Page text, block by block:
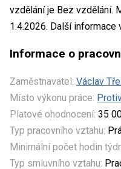
vzdělání je Bez vzdělání.
1.4.2026. Další informace
Informace o
Zaměstnavatel: Václav
Místo výkonu práce:
Platové ohodnocení: 35
Typ pracovního vztahu:
Minimální počet hodin
Typ smluvního vztahu: